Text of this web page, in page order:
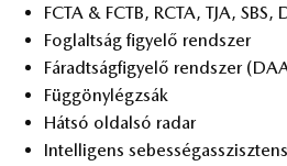
FCTA & FCTB, RCTA, TJA,
Fog­lalt­ság fi­gye­lő rend­szer
Fá­radt­ság­fi­gye­lő rend­szer
Füg­göny­lég­zsák
Hát­só ol­dal­só ra­dar
In­tel­li­gens